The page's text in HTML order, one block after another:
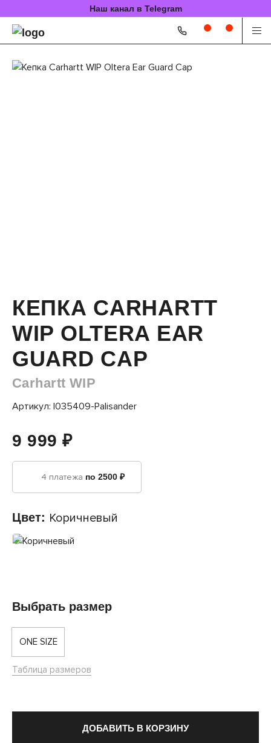
Наш канал в Telegram
КЕПКА CARHARTT
WIP OLTERA EAR
GUARD CAP
Carhartt WIP
Артикул: I035409-Palisander
9 999 ₽
4 платежа по 2500 ₽
Цвет: Коричневый
Выбрать размер
ONE SIZE
Таблица размеров
ДОБАВИТЬ В КОРЗИНУ